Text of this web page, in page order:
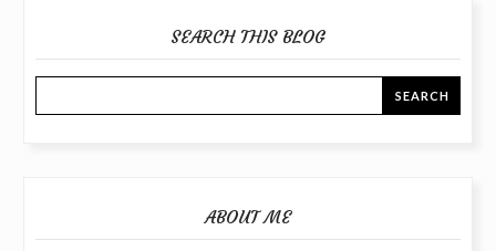
SEARCH THIS BLOG
ABOUT ME